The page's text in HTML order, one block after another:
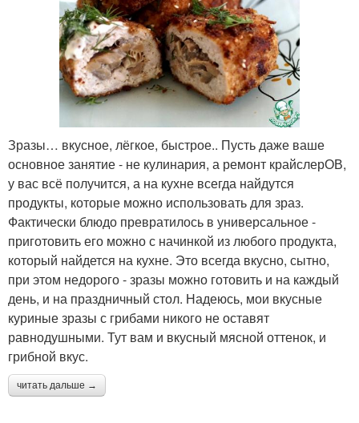
Зразы… вкусное, лёгкое, быстрое.. Пусть даже ваше
основное занятие - не кулинария, а ремонт крайслерОВ,
у вас всё получится, а на кухне всегда найдутся
продукты, которые можно использовать для зраз.
Фактически блюдо превратилось в универсальное -
приготовить его можно с начинкой из любого продукта,
который найдется на кухне. Это всегда вкусно, сытно,
при этом недорого - зразы можно готовить и на каждый
день, и на праздничный стол. Надеюсь, мои вкусные
куриные зразы с грибами никого не оставят
равнодушными. Тут вам и вкусный мясной оттенок, и
грибной вкус.
читать дальше →